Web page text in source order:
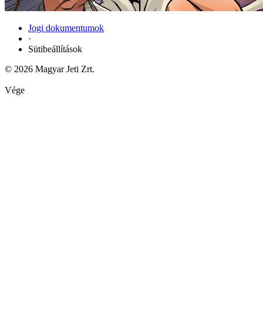
Jogi dokumentumok
·
Sütibeállítások
© 2026 Magyar Jeti Zrt.
Vége